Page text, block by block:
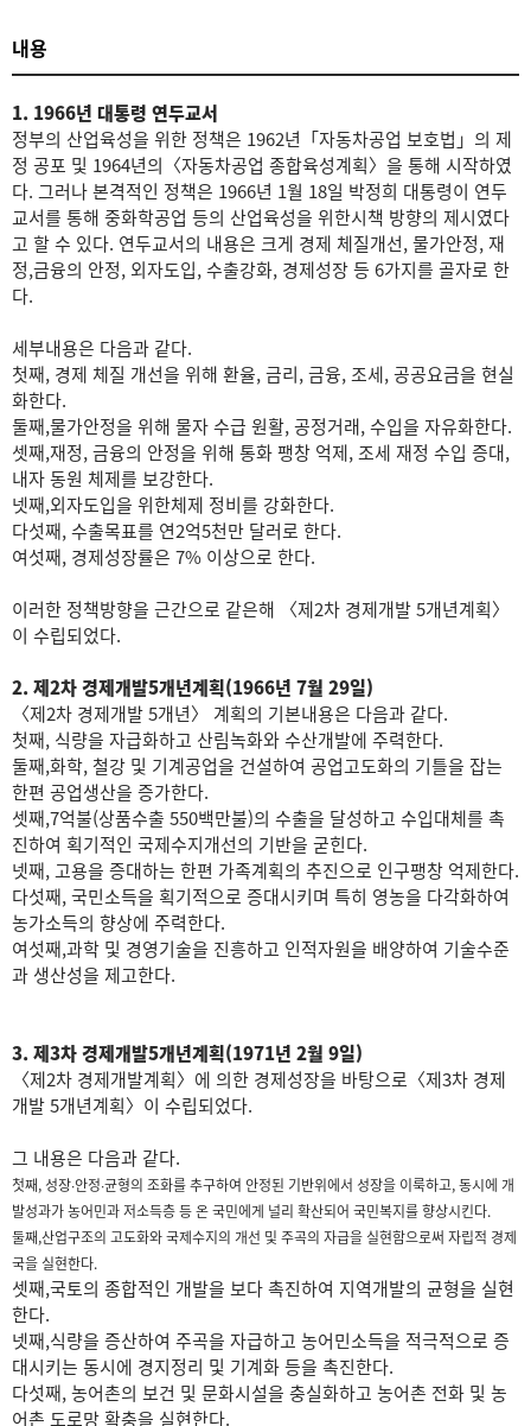
내용
1. 1966년 대통령 연두교서
정부의 산업육성을 위한 정책은 1962년「자동차공업 보호법」의 제
정 공포 및 1964년의〈자동차공업 종합육성계획〉을 통해 시작하였
다. 그러나 본격적인 정책은 1966년 1월 18일 박정희 대통령이 연두
교서를 통해 중화학공업 등의 산업육성을 위한시책 방향의 제시였다
고 할 수 있다. 연두교서의 내용은 크게 경제 체질개선, 물가안정, 재
정,금융의 안정, 외자도입, 수출강화, 경제성장 등 6가지를 골자로 한
다.
세부내용은 다음과 같다.
첫째, 경제 체질 개선을 위해 환율, 금리, 금융, 조세, 공공요금을 현실
화한다.
둘째,물가안정을 위해 물자 수급 원활, 공정거래, 수입을 자유화한다.
셋째,재정, 금융의 안정을 위해 통화 팽창 억제, 조세 재정 수입 증대,
내자 동원 체제를 보강한다.
넷째,외자도입을 위한체제 정비를 강화한다.
다섯째, 수출목표를 연2억5천만 달러로 한다.
여섯째, 경제성장률은 7% 이상으로 한다.
이러한 정책방향을 근간으로 같은해 〈제2차 경제개발 5개년계획〉
이 수립되었다.
2. 제2차 경제개발5개년계획(1966년 7월 29일)
〈제2차 경제개발 5개년〉 계획의 기본내용은 다음과 같다.
첫째, 식량을 자급화하고 산림녹화와 수산개발에 주력한다.
둘째,화학, 철강 및 기계공업을 건설하여 공업고도화의 기틀을 잡는
한편 공업생산을 증가한다.
셋째,7억불(상품수출 550백만불)의 수출을 달성하고 수입대체를 촉
진하여 획기적인 국제수지개선의 기반을 굳힌다.
넷째, 고용을 증대하는 한편 가족계획의 추진으로 인구팽창 억제한다.
다섯째, 국민소득을 획기적으로 증대시키며 특히 영농을 다각화하여
농가소득의 향상에 주력한다.
여섯째,과학 및 경영기술을 진흥하고 인적자원을 배양하여 기술수준
과 생산성을 제고한다.
3. 제3차 경제개발5개년계획(1971년 2월 9일)
〈제2차 경제개발계획〉에 의한 경제성장을 바탕으로〈제3차 경제
개발 5개년계획〉이 수립되었다.
그 내용은 다음과 같다.
첫째, 성장∙안정∙균형의 조화를 추구하여 안정된 기반위에서 성장을 이룩하고, 동시에 개
발성과가 농어민과 저소득층 등 온 국민에게 널리 확산되어 국민복지를 향상시킨다.
둘째,산업구조의 고도화와 국제수지의 개선 및 주곡의 자급을 실현함으로써 자립적 경제
국을 실현한다.
셋째,국토의 종합적인 개발을 보다 촉진하여 지역개발의 균형을 실현
한다.
넷째,식량을 증산하여 주곡을 자급하고 농어민소득을 적극적으로 증
대시키는 동시에 경지정리 및 기계화 등을 촉진한다.
다섯째, 농어촌의 보건 및 문화시설을 충실화하고 농어촌 전화 및 농
어촌 도로망 확충을 실현한다.